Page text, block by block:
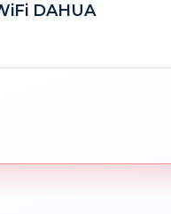
DAHUA